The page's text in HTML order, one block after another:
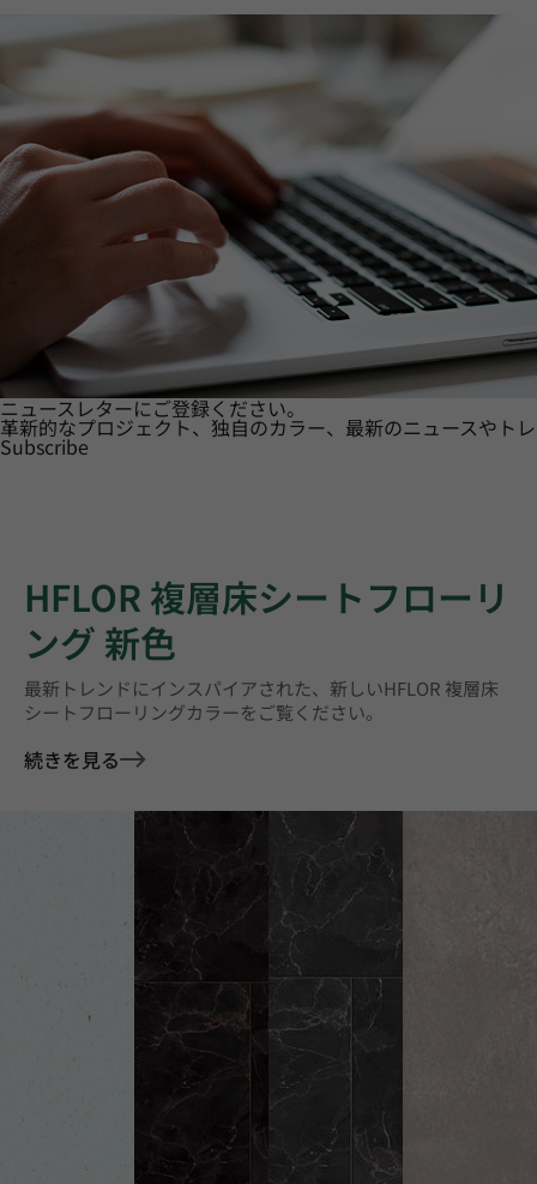
ニュースレターにご登録ください。
革新的なプロジェクト、独自のカラー、最新のニュースやト
Subscribe
HFLOR 複層床シートフローリ
ング 新色
最新トレンドにインスパイアされた、新しいHFLOR 複層床
シートフローリングカラーをご覧ください。
続きを見る